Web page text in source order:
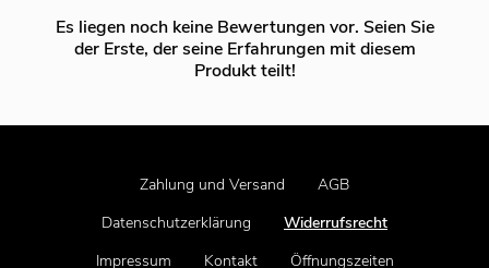
Es liegen noch keine Bewertungen vor. Seien Sie
der Erste, der seine Erfahrungen mit diesem
Produkt teilt!
Zahlung und Versand
AGB
Datenschutzerklärung
Widerrufsrecht
Impressum
Kontakt Öffnungszeiten